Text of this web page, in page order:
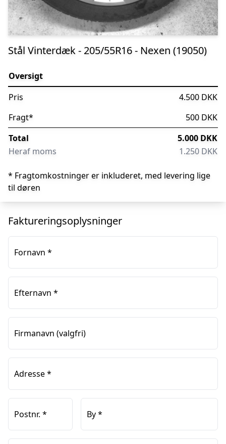
Stål Vinterdæk - 205/55R16 - Nexen (19050)
Oversigt
Pris
4.500 DKK
Fragt*
500 DKK
Total
5.000 DKK
Heraf moms
1.250 DKK
* Fragtomkostninger er inkluderet, med levering lige
til døren
Faktureringsoplysninger
Fornavn *
Efternavn *
Firmanavn (valgfri)
Adresse*
Postnr. * By*